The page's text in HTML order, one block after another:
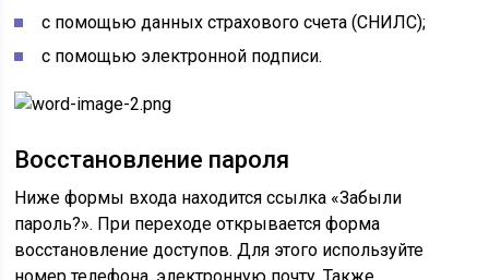
с помощью данных страхового счета (СНИЛС);
с помощью электронной подписи.
Восстановление пароля
Ниже формы входа находится ссылка «Забыли
пароль?». При переходе открывается форма
восстановление доступов. Для этого используйте